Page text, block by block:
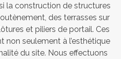
la construction de structures
des terrasses sur
et piliers de portail. Ces
non seulement à l’esthétique
du site. Nous effectuons